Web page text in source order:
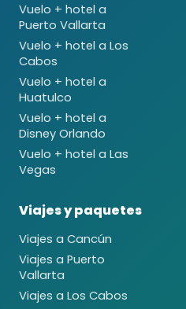
Vuelo + hotel a
Puerto Vallarta
Vuelo + hotel a Los
Cabos
Vuelo + hotel a
Huatulco
Vuelo + hotel a
Disney Orlando
Vuelo + hotel a Las
Vegas
Viajes y paquetes
Viajes a Cancún
Viajes a Puerto
Vallarta
Viajes a Los Cabos